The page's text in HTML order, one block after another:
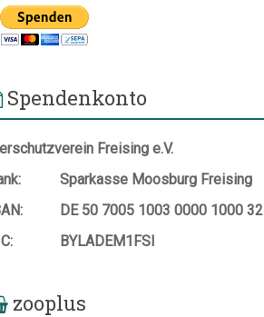
Spendenkonto
Freising e.V.
Sparkasse Moosburg Freising
DE 50 7005 1003 0000 1000 32
BYLADEM1FSI
zooplus